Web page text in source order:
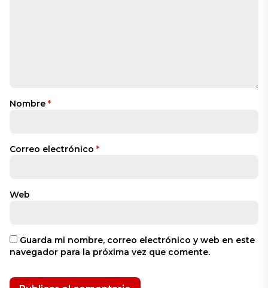
Nombre *
Correo electrónico *
Web
Guarda mi nombre, correo electrónico y web en este
navegador para la próxima vez que comente.